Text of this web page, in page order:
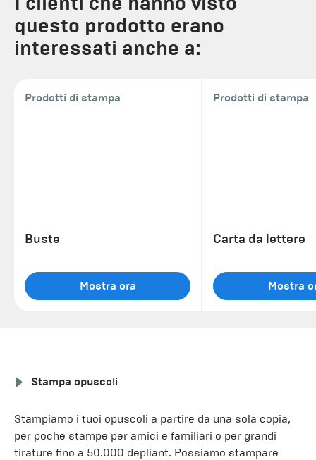
questo prodotto erano
interessati anche a:
Prodotti di stampa
Buste
Mostra ora
Prodotti di stampa
Carta da lettere
Mostra
Stampa opuscoli
Stampiamo i tuoi opuscoli a partire da una sola copia,
per poche stampe per amici e familiari o per grandi
tirature fino a 50.000 depliant. Possiamo stampare